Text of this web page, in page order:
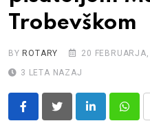
Trobevškom
BY ROTARY 20
3 LETA NAZAJ
LinkedIn